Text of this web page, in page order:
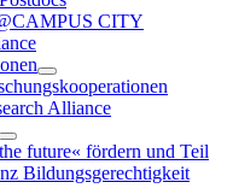
CITY
Alliance
future« fördern und Teil
Bildungsgerechtigkeit